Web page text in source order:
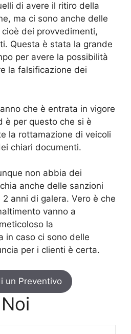
di avere il ritiro della
ma ci sono anche delle
dei provvedimenti,
Questa è stata la grande
per avere la possibilità
la falsificazione dei
che è entrata in vigore
è per questo che si è
la rottamazione di veicoli
chiari documenti.
non abbia dei
anche delle sanzioni
anni di galera. Vero è che
vanno a
la
in caso ci sono delle
per i clienti è certa.
un Preventivo